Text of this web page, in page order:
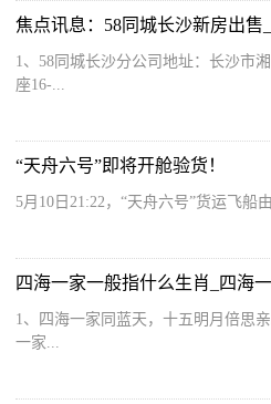
焦点讯息：58同城长沙新房出售
1、58同城长沙分公司地址：长沙市
座16-...
“天舟六号”即将开舱验货！
5月10日21:22，“天舟六号”货运飞船
四海一家一般指什么生肖_四海
1、四海一家同蓝天，十五明月倍思
一家...